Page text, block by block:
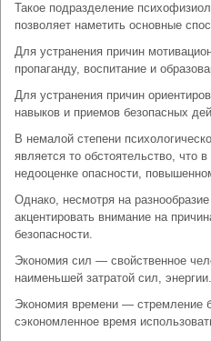
Такое подразделение
позволяет наметить основные
Для устранения причин
пропаганду, воспитание и
Для устранения причин
навыков и приемов безопасных
В немалой степени
является то обстоятельство, что
недооценке опасности,
Однако, несмотря на
акцентировать внимание на
безопасности.
Экономия сил — свойственное
наименьшей затратой сил, энергии.
Экономия времени — стремление
сэкономленное время